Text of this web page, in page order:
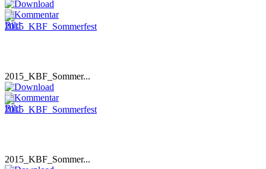
2015_KBF_Sommer...
2015_KBF_Sommer...